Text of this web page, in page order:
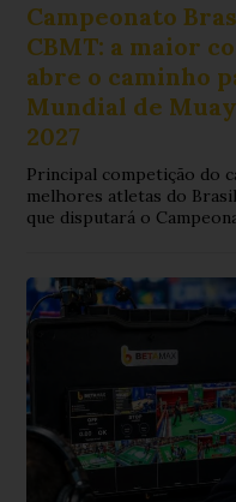
Campeonato
CBMT: a maior
abre o caminho
Mundial de
2027
Principal competição do
melhores atletas do
que disputará o